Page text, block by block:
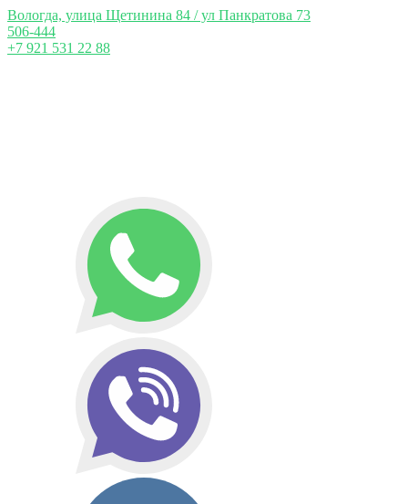
Вологда, улица Щетинина 84 / ул Панкратова 73
506-444
+7 921 531 22 88